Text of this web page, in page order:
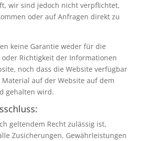
wir sind jedoch nicht verpflichtet,
oder auf Anfragen direkt zu
keine Garantie weder für die
Richtigkeit der Informationen
noch dass die Website verfügbar
auf der Website auf dem
gehalten wird.
geltendem Recht zulässig ist,
Zusicherungen, Gewährleistungen